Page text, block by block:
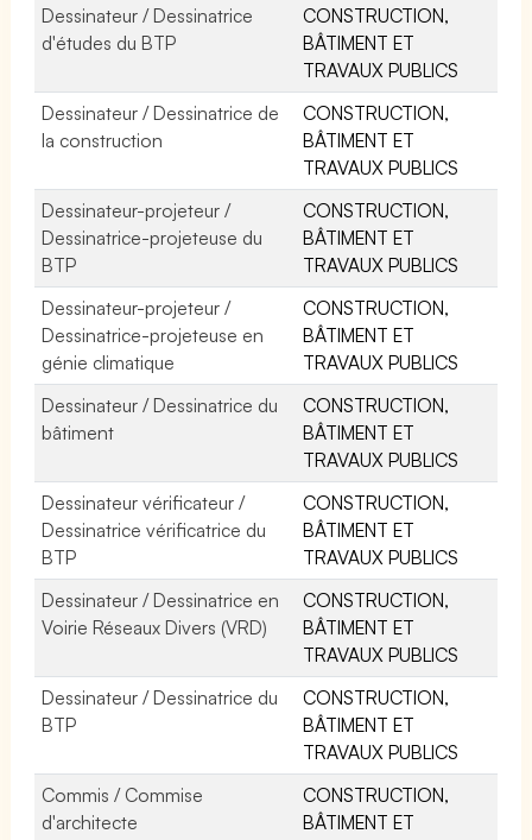
Dessinateur / Dessinatrice
d'études du BTP
CONSTRUCTION,
BÂTIMENT ET
TRAVAUX PUBLICS
Dessinateur / Dessinatrice de
la construction
CONSTRUCTION,
BÂTIMENT ET
TRAVAUX PUBLICS
Dessinateur-projeteur /
Dessinatrice-projeteuse du
BTP
CONSTRUCTION,
BÂTIMENT ET
TRAVAUX PUBLICS
Dessinateur-projeteur /
Dessinatrice-projeteuse en
génie climatique
CONSTRUCTION,
BÂTIMENT ET
TRAVAUX PUBLICS
Dessinateur / Dessinatrice du
bâtiment
CONSTRUCTION,
BÂTIMENT ET
TRAVAUX PUBLICS
Dessinateur vérificateur /
Dessinatrice vérificatrice du
BTP
CONSTRUCTION,
BÂTIMENT ET
TRAVAUX PUBLICS
Dessinateur / Dessinatrice en
Voirie Réseaux Divers (VRD)
CONSTRUCTION,
BÂTIMENT ET
TRAVAUX PUBLICS
Dessinateur / Dessinatrice du
BTP
CONSTRUCTION,
BÂTIMENT ET
TRAVAUX PUBLICS
Commis / Commise
d'architecte
CONSTRUCTION,
BÂTIMENT ET